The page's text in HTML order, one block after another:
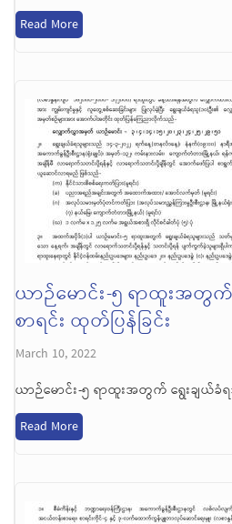
Read More
ယာဉ်မောင်း-၅ ရာထူးအတွက်
စာရင်း ထုတ်ပြန်ခြင်း
March 10, 2022
ယာဉ်မောင်း-၅ ရာထူးအတွက် ရွေးချယ်ခံရ
Read More